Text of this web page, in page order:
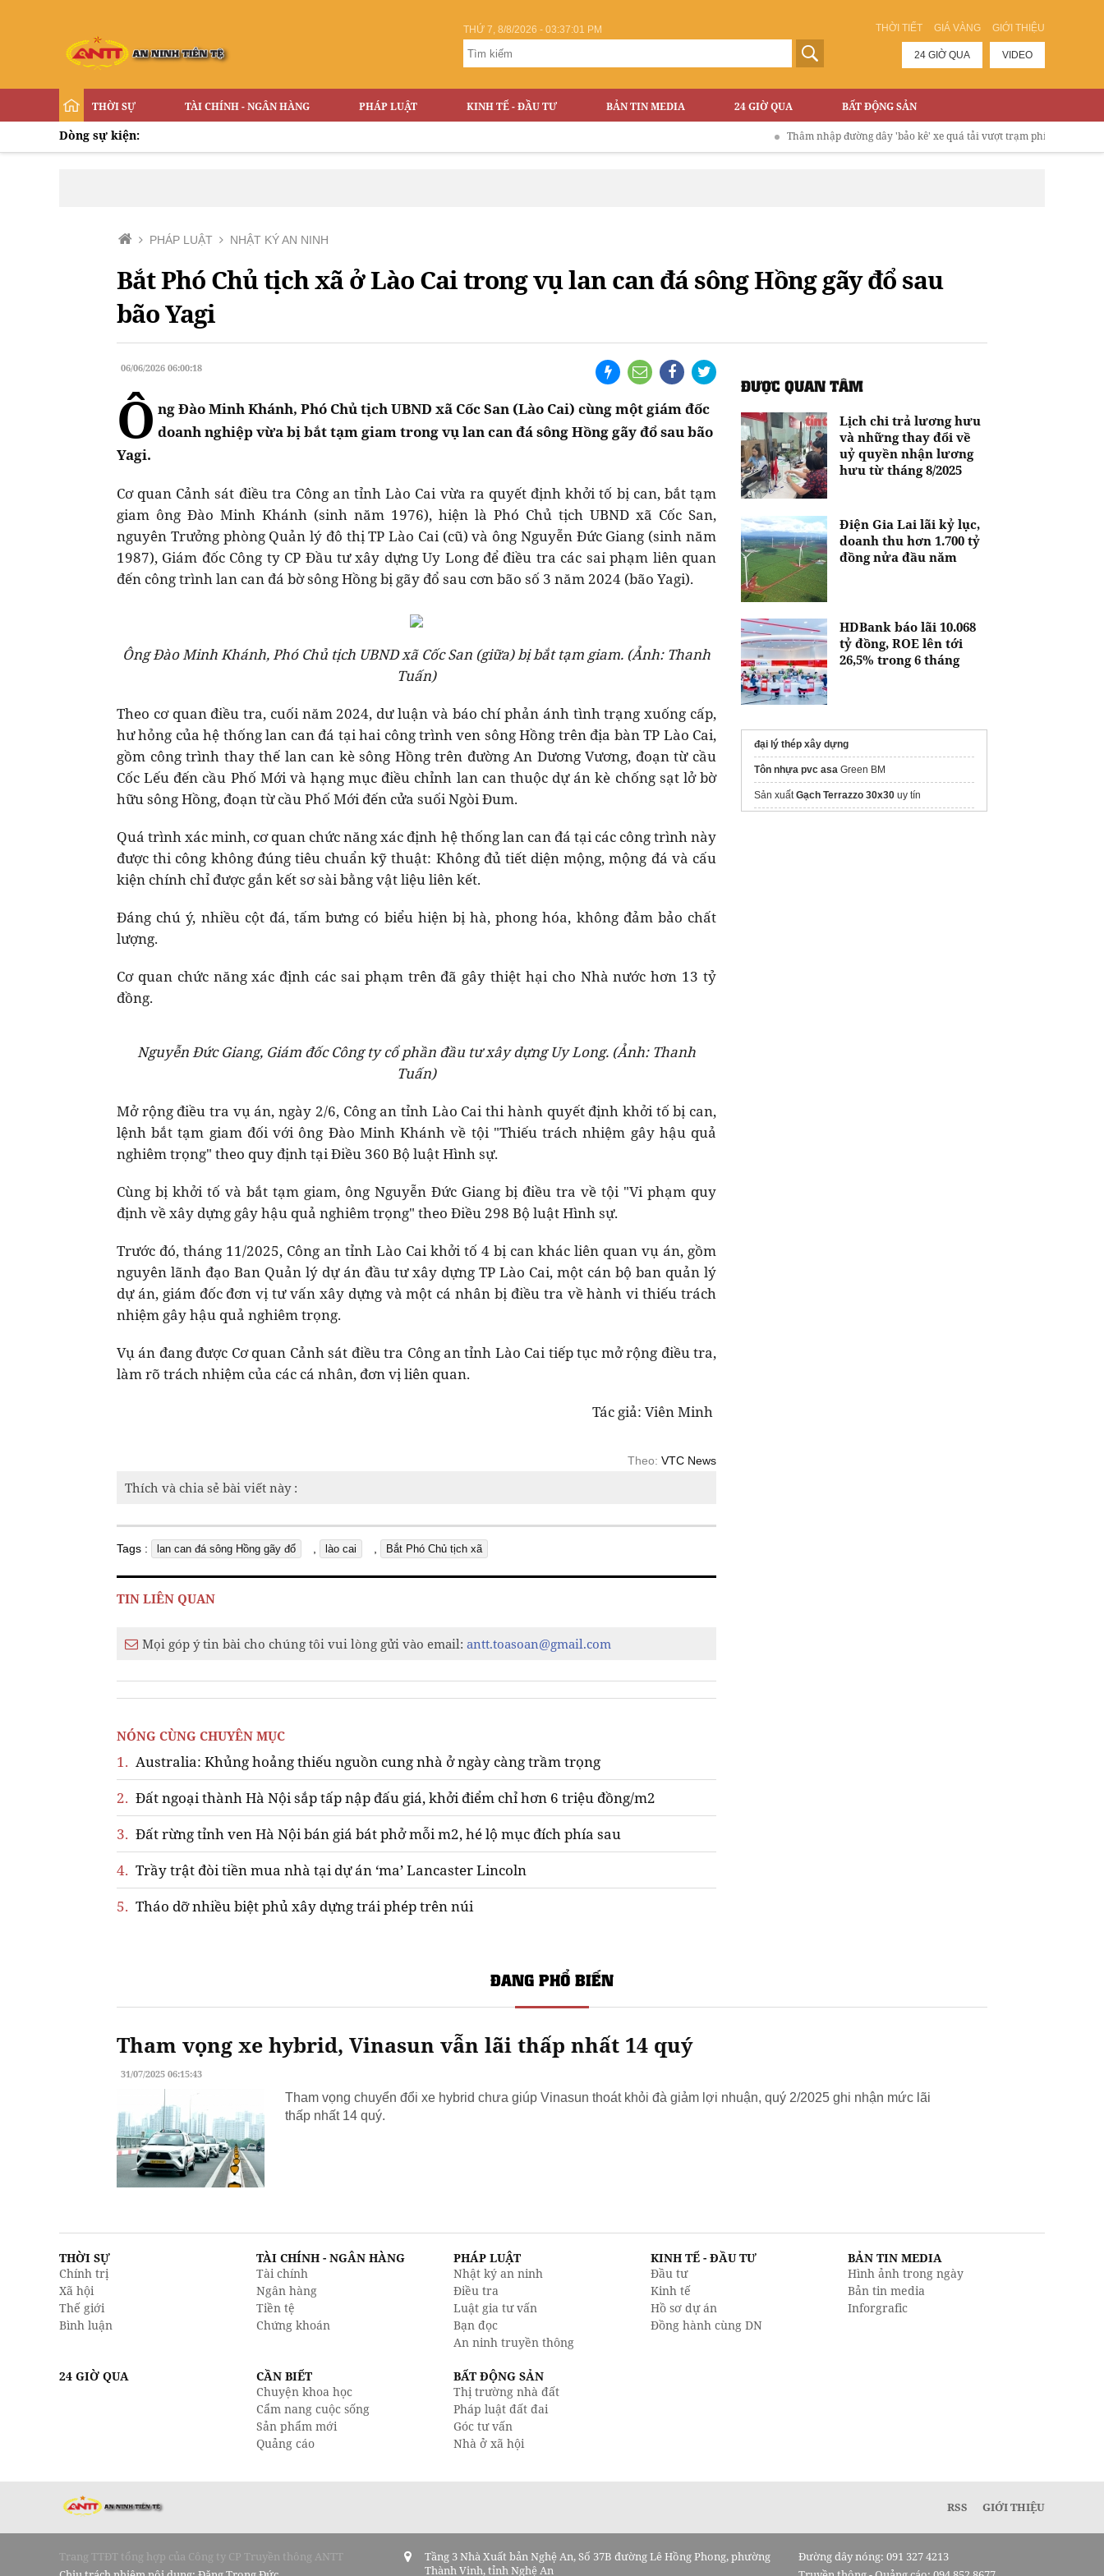
THỜI TIẾT GIÁ VÀNG GIỚI THIỆU
THỨ 7, 8/8/2026 - 03:37:01 PM
24 GIỜ QUA VIDEO
THỜI SỰ TÀI CHÍNH - NGÂN HÀNG PHÁP LUẬT KINH TẾ - ĐẦU TƯ BẢN TIN MEDIA 24 GIỜ QUA BẤT ĐỘNG SẢN
Dòng sự kiện: Thâm nhập đường dây 'bảo kê' xe quá tải vượt trạm phí Cao tốc Hà Nội -
PHÁP LUẬT NHẬT KÝ AN NINH
Bắt Phó Chủ tịch xã ở Lào Cai trong vụ lan can đá sông Hồng gãy đổ sau
bão Yagi
06/06/2026 06:00:18
Ô ng Đào Minh Khánh, Phó Chủ tịch UBND xã Cốc San (Lào Cai) cùng một giám đốc
doanh nghiệp vừa bị bắt tạm giam trong vụ lan can đá sông Hồng gãy đổ sau bão
Yagi.
Cơ quan Cảnh sát điều tra Công an tỉnh Lào Cai vừa ra quyết định khởi tố bị can, bắt tạm
giam ông Đào Minh Khánh (sinh năm 1976), hiện là Phó Chủ tịch UBND xã Cốc San,
nguyên Trưởng phòng Quản lý đô thị TP Lào Cai (cũ) và ông Nguyễn Đức Giang (sinh năm
1987), Giám đốc Công ty CP Đầu tư xây dựng Uy Long để điều tra các sai phạm liên quan
đến công trình lan can đá bờ sông Hồng bị gãy đổ sau cơn bão số 3 năm 2024 (bão Yagi).
Ông Đào Minh Khánh, Phó Chủ tịch UBND xã Cốc San (giữa) bị bắt tạm giam. (Ảnh: Thanh
Tuấn)
Theo cơ quan điều tra, cuối năm 2024, dư luận và báo chí phản ánh tình trạng xuống cấp,
hư hỏng của hệ thống lan can đá tại hai công trình ven sông Hồng trên địa bàn TP Lào Cai,
gồm công trình thay thế lan can kè sông Hồng trên đường An Dương Vương, đoạn từ cầu
Cốc Lếu đến cầu Phố Mới và hạng mục điều chỉnh lan can thuộc dự án kè chống sạt lở bờ
hữu sông Hồng, đoạn từ cầu Phố Mới đến cửa suối Ngòi Đum.
Quá trình xác minh, cơ quan chức năng xác định hệ thống lan can đá tại các công trình này
được thi công không đúng tiêu chuẩn kỹ thuật: Không đủ tiết diện mộng, mộng đá và cấu
kiện chính chỉ được gắn kết sơ sài bằng vật liệu liên kết.
Đáng chú ý, nhiều cột đá, tấm bưng có biểu hiện bị hà, phong hóa, không đảm bảo chất
lượng.
Cơ quan chức năng xác định các sai phạm trên đã gây thiệt hại cho Nhà nước hơn 13 tỷ
đồng.
Nguyễn Đức Giang, Giám đốc Công ty cổ phần đầu tư xây dựng Uy Long. (Ảnh: Thanh
Tuấn)
Mở rộng điều tra vụ án, ngày 2/6, Công an tỉnh Lào Cai thi hành quyết định khởi tố bị can,
lệnh bắt tạm giam đối với ông Đào Minh Khánh về tội "Thiếu trách nhiệm gây hậu quả
nghiêm trọng" theo quy định tại Điều 360 Bộ luật Hình sự.
Cùng bị khởi tố và bắt tạm giam, ông Nguyễn Đức Giang bị điều tra về tội "Vi phạm quy
định về xây dựng gây hậu quả nghiêm trọng" theo Điều 298 Bộ luật Hình sự.
Trước đó, tháng 11/2025, Công an tỉnh Lào Cai khởi tố 4 bị can khác liên quan vụ án, gồm
nguyên lãnh đạo Ban Quản lý dự án đầu tư xây dựng TP Lào Cai, một cán bộ ban quản lý
dự án, giám đốc đơn vị tư vấn xây dựng và một cá nhân bị điều tra về hành vi thiếu trách
nhiệm gây hậu quả nghiêm trọng.
Vụ án đang được Cơ quan Cảnh sát điều tra Công an tỉnh Lào Cai tiếp tục mở rộng điều tra,
làm rõ trách nhiệm của các cá nhân, đơn vị liên quan.
Tác giả: Viên Minh
Theo: VTC News
Thích và chia sẻ bài viết này :
Tags : lan can đá sông Hồng gãy đổ lào cai Bắt Phó Chủ tịch xã
TIN LIÊN QUAN
Mọi góp ý tin bài cho chúng tôi vui lòng gửi vào email: antt.toasoan@gmail.com
NÓNG CÙNG CHUYÊN MỤC
1. Australia: Khủng hoảng thiếu nguồn cung nhà ở ngày càng trầm trọng
2. Đất ngoại thành Hà Nội sắp tấp nập đấu giá, khởi điểm chỉ hơn 6 triệu đồng/m2
3. Đất rừng tỉnh ven Hà Nội bán giá bát phở mỗi m2, hé lộ mục đích phía sau
4. Trầy trật đòi tiền mua nhà tại dự án ‘ma’ Lancaster Lincoln
5. Tháo dỡ nhiều biệt phủ xây dựng trái phép trên núi
ĐƯỢC QUAN TÂM
Lịch chi trả lương hưu
và những thay đổi về
uỷ quyền nhận lương
hưu từ tháng 8/2025
Điện Gia Lai lãi kỷ lục,
doanh thu hơn 1.700 tỷ
đồng nửa đầu năm
HDBank báo lãi 10.068
tỷ đồng, ROE lên tới
26,5% trong 6 tháng
đại lý thép xây dựng
Tôn nhựa pvc asa Green BM
Sản xuất Gạch Terrazzo 30x30 uy tín
ĐANG PHỔ BIẾN
Tham vọng xe hybrid, Vinasun vẫn lãi thấp nhất 14 quý
31/07/2025 06:15:43
Tham vọng chuyển đổi xe hybrid chưa giúp Vinasun thoát khỏi đà giảm lợi nhuận, quý 2/2025 ghi nhận mức lãi
thấp nhất 14 quý.
THỜI SỰ
Chính trị
Xã hội
Thế giới
Bình luận
TÀI CHÍNH - NGÂN HÀNG
Tài chính
Ngân hàng
Tiền tệ
Chứng khoán
PHÁP LUẬT
Nhật ký an ninh
Điều tra
Luật gia tư vấn
Bạn đọc
An ninh truyền thông
KINH TẾ - ĐẦU TƯ
Đầu tư
Kinh tế
Hồ sơ dự án
Đồng hành cùng DN
BẢN TIN MEDIA
Hình ảnh trong ngày
Bản tin media
Inforgrafic
24 GIỜ QUA
CẦN BIẾT
Chuyện khoa học
Cẩm nang cuộc sống
Sản phẩm mới
Quảng cáo
BẤT ĐỘNG SẢN
Thị trường nhà đất
Pháp luật đất đai
Góc tư vấn
Nhà ở xã hội
RSS GIỚI THIỆU
Trang TTĐT tổng hợp của Công ty CP Truyền thông ANTT
Đường dây nóng: 091 327 4213
Tầng 3 Nhà Xuất bản Nghệ An, Số 37B đường Lê Hồng Phong, phường
Thành Vinh, tỉnh Nghệ An